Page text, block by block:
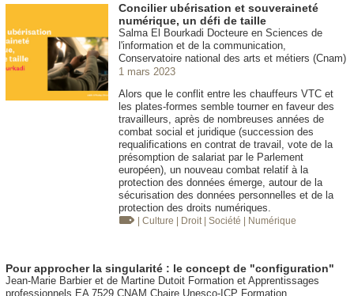
Concilier ubérisation et souveraineté
numérique, un défi de taille
Salma El Bourkadi Docteure en Sciences de
l'information et de la communication,
Conservatoire national des arts et métiers (Cnam)
1 mars 2023
Alors que le conflit entre les chauffeurs VTC et
les plates-formes semble tourner en faveur des
travailleurs, après de nombreuses années de
combat social et juridique (succession des
requalifications en contrat de travail, vote de la
présomption de salariat par le Parlement
européen), un nouveau combat relatif à la
protection des données émerge, autour de la
sécurisation des données personnelles et de la
protection des droits numériques.
| Culture | Droit | Société | Numérique
Pour approcher la singularité : le concept de "configuration"
Jean-Marie Barbier et de Martine Dutoit Formation et Apprentissages
professionnels EA 7529 CNAM Chaire Unesco-ICP Formation